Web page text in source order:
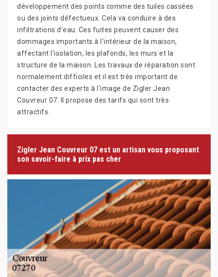
développement des points comme des tuiles cassées
ou des joints défectueux. Cela va conduire à des
infiltrations d'eau. Ces fuites peuvent causer des
dommages importants à l'intérieur de la maison,
affectant l'isolation, les plafonds, les murs et la
structure de la maison. Les travaux de réparation sont
normalement difficiles et il est très important de
contacter des experts à l'image de Zigler Jean
Couvreur 07. Il propose des tarifs qui sont très
attractifs.
Zigler Jean Couvreur 07 est un artisan vous proposant
son savoir-faire à prix pas cher